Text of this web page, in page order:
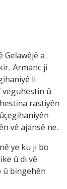
Gelawêjê a
Armanc ji
li
veguhestin û
rastiyên
vê ajansê ne.
ye ku ji bo
û di vê
û bingehên